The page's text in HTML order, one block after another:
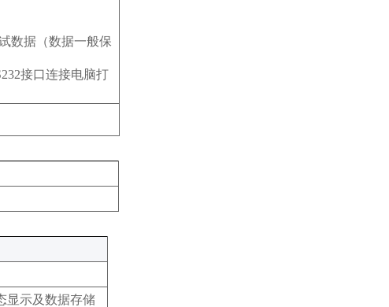
数据（数据一般保
接口连接电脑打
显示及数据存储